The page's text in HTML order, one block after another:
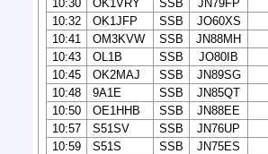
10:30 OK1VRY SSB
JN79FP
10:32
OK1JFP SSB
JO60XS
10:41
OM3KVW SSB
JN88MH
10:43
OL1B SSB
JO80IB
10:45
OK2MAJ SSB
JN89SG
10:48
9A1E SSB
JN85QT
10:50
OE1HHB SSB
JN88EE
10:57
S51SV SSB
JN76UP
10:59
S51S SSB JN75ES